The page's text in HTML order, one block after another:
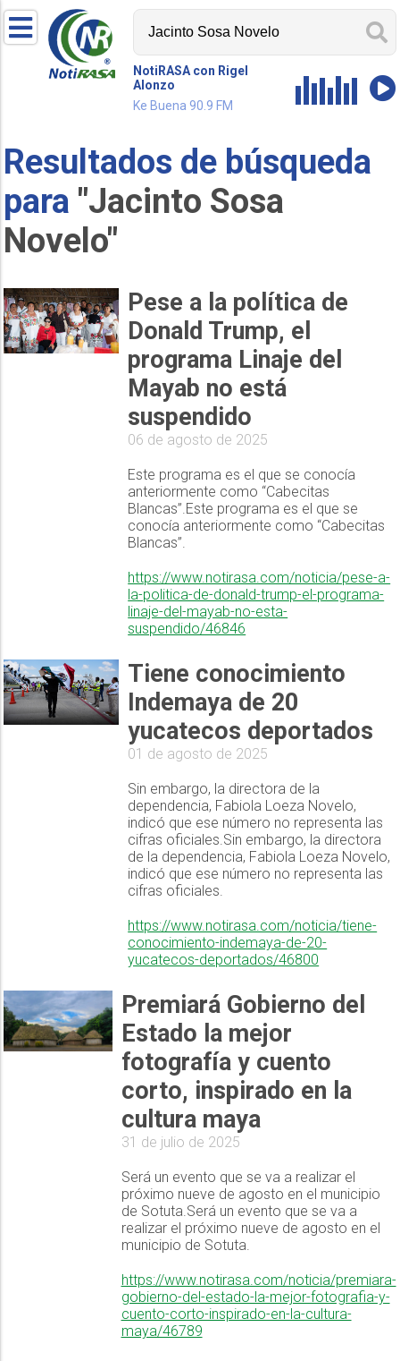
NotiRASA con Rigel
Alonzo
Ke Buena 90.9 FM
Resultados de búsqueda
para "Jacinto Sosa
Novelo"
Pese a la política de
Donald Trump, el
programa Linaje del
Mayab no está
suspendido
06 de agosto de 2025
Este programa es el que se conocía
anteriormente como “Cabecitas
Blancas”.Este programa es el que se
conocía anteriormente como “Cabecitas
Blancas”.
https://www.notirasa.com/noticia/pese-a-
la-politica-de-donald-trump-el-programa-
linaje-del-mayab-no-esta-
suspendido/46846
Tiene conocimiento
Indemaya de 20
yucatecos deportados
01 de agosto de 2025
Sin embargo, la directora de la
dependencia, Fabiola Loeza Novelo,
indicó que ese número no representa las
cifras oficiales.Sin embargo, la directora
de la dependencia, Fabiola Loeza Novelo,
indicó que ese número no representa las
cifras oficiales.
https://www.notirasa.com/noticia/tiene-
conocimiento-indemaya-de-20-
yucatecos-deportados/46800
Premiará Gobierno del
Estado la mejor
fotografía y cuento
corto, inspirado en la
cultura maya
31 de julio de 2025
Será un evento que se va a realizar el
próximo nueve de agosto en el municipio
de Sotuta.Será un evento que se va a
realizar el próximo nueve de agosto en el
municipio de Sotuta.
https://www.notirasa.com/noticia/premiara-
gobierno-del-estado-la-mejor-fotografia-y-
cuento-corto-inspirado-en-la-cultura-
maya/46789